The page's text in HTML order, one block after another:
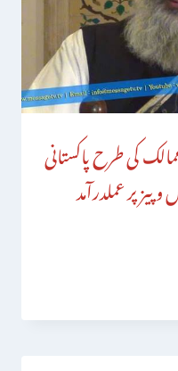
کی طرح پاکستانی
پر عملدرآمد